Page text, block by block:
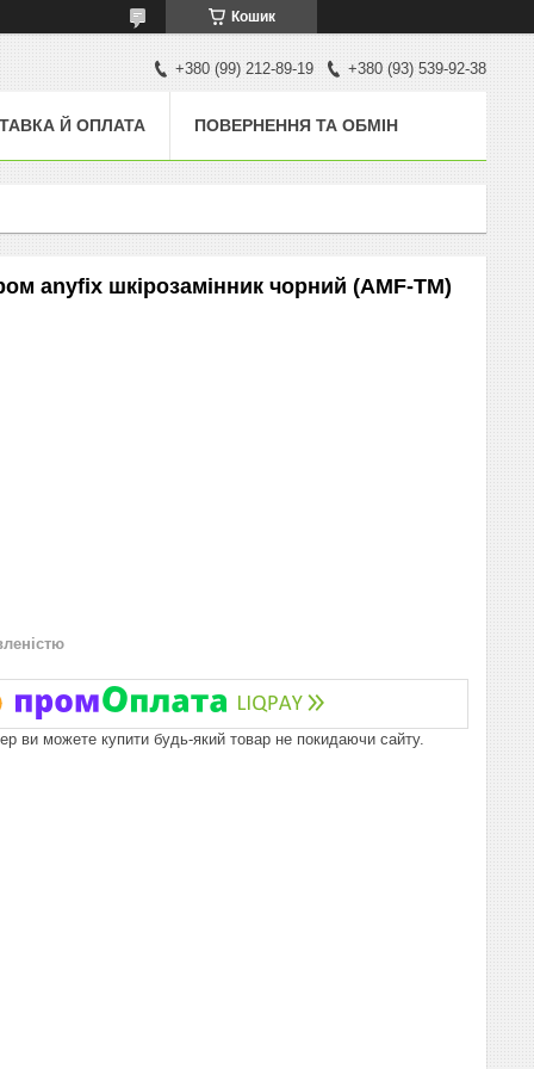
Кошик
+380 (99) 212-89-19 +380 (93) 539-92-38
Й ОПЛАТА ПОВЕРНЕННЯ ТА ОБМІН
anyfix шкірозамінник чорний (AMF-ТМ)
ви можете купити будь-який товар не покидаючи сайту.